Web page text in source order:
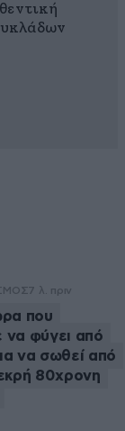
7 λ. πριν
που
φύγει από
να σωθεί από
80χρονη